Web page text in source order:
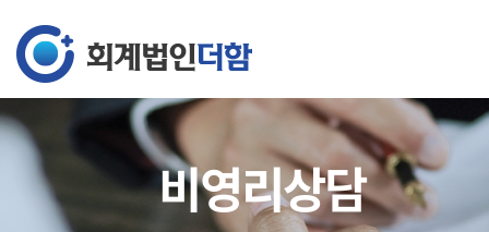
비영리상담